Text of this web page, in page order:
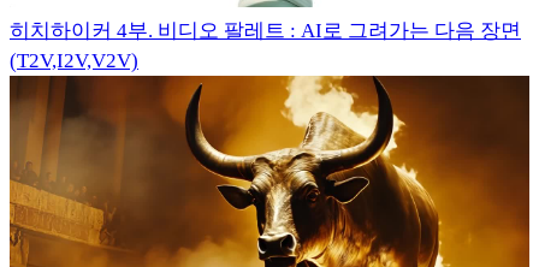
히치하이커 4부. 비디오 팔레트 : AI로 그려가는 다음 장면
(T2V,I2V,V2V)